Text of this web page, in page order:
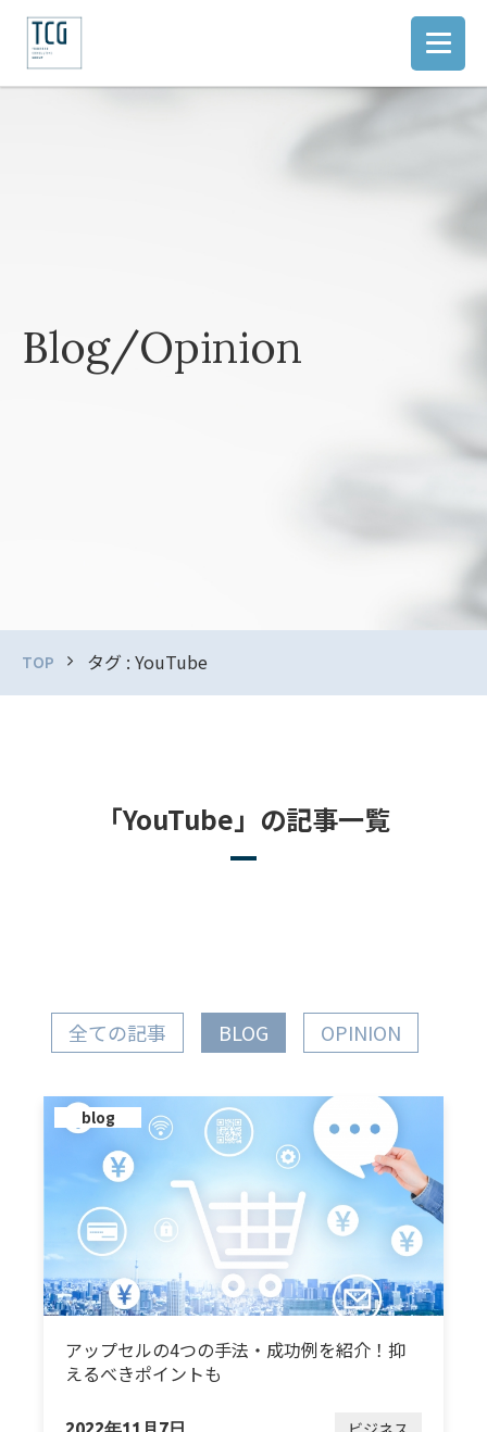
Blog/Opinion
TOP タグ : YouTube
「YouTube」の記事一覧
全ての記事 BLOG OPINION
blog
アップセルの4つの手法・成功例を紹介！抑
えるべきポイントも